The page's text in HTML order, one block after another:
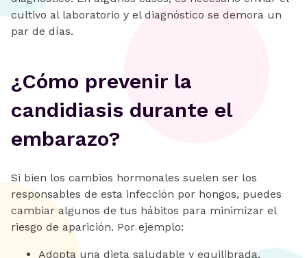
cultivo al laboratorio y el diagnóstico se demora un
par de días.
¿Cómo prevenir la
candidiasis durante el
embarazo?
Si bien los cambios hormonales suelen ser los
responsables de esta infección por hongos, puedes
cambiar algunos de tus hábitos para minimizar el
riesgo de aparición. Por ejemplo:
Adopta una dieta saludable y equilibrada,